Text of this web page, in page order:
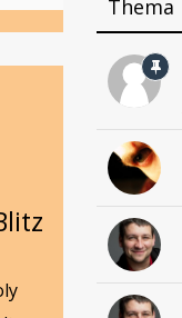
Thema